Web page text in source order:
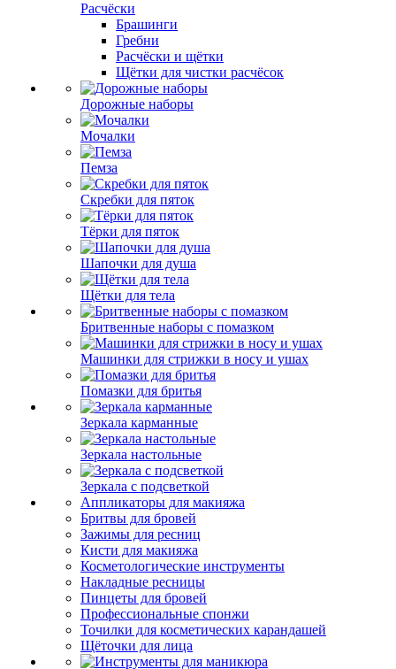
Расчёски
Брашинги
Гребни
Расчёски и щётки
Щётки для чистки расчёсок
Дорожные наборы
Мочалки
Пемза
Скребки для пяток
Тёрки для пяток
Шапочки для душа
Щётки для тела
Бритвенные наборы с помазком
Машинки для стрижки в носу и ушах
Помазки для бритья
Зеркала карманные
Зеркала настольные
Зеркала с подсветкой
Аппликаторы для макияжа
Бритвы для бровей
Зажимы для ресниц
Кисти для макияжа
Косметологические инструменты
Накладные ресницы
Пинцеты для бровей
Профессиональные спонжи
Точилки для косметических карандашей
Щёточки для лица